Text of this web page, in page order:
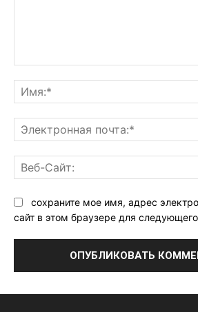
сохраните мое имя, адрес
сайт в этом браузере для